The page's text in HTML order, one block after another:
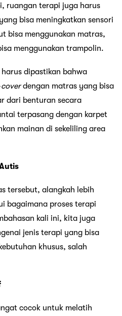
ruangan terapi juga harus
bisa meningkatkan sensori
bisa menggunakan matras,
menggunakan trampolin.
dipastikan bahwa
coverdengan matras yang bisa
dari benturan secara
terpasang dengan karpet
mainan di sekeliling area
tersebut, alangkah lebih
bagaimana proses terapi
kali ini, kita juga
jenis terapi yang bisa
khusus, salah
cocok untuk melatih